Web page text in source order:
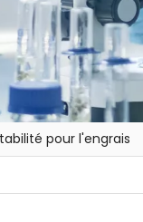
pour l'engrais